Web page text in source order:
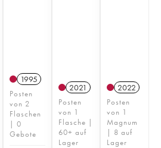
1995
Posten
von 2
Flaschen
| 0
Gebote
2021
Posten
von 1
Flasche |
60+ auf
Lager
2022
Posten
von 1
Magnum
| 8 auf
Lager